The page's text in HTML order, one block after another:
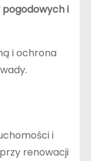
i
i ochrona
i
renowacji